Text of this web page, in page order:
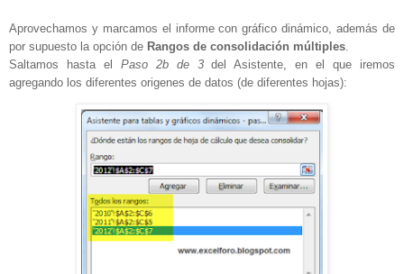
Aprovechamos y marcamos el informe con gráfico dinámico, además de
por supuesto la opción de Rangos de consolidación múltiples.
Saltamos hasta el Paso 2b de 3del Asistente, en el que iremos
agregando los diferentes origenes de datos (de diferentes hojas):